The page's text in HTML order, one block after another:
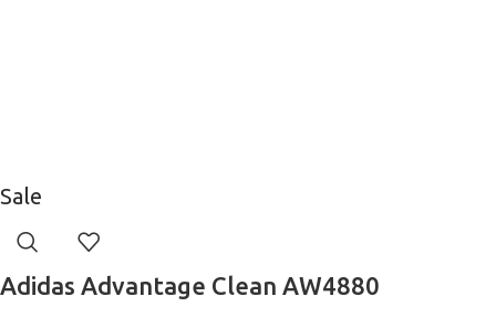
Sale
Adidas Advantage Clean AW4880